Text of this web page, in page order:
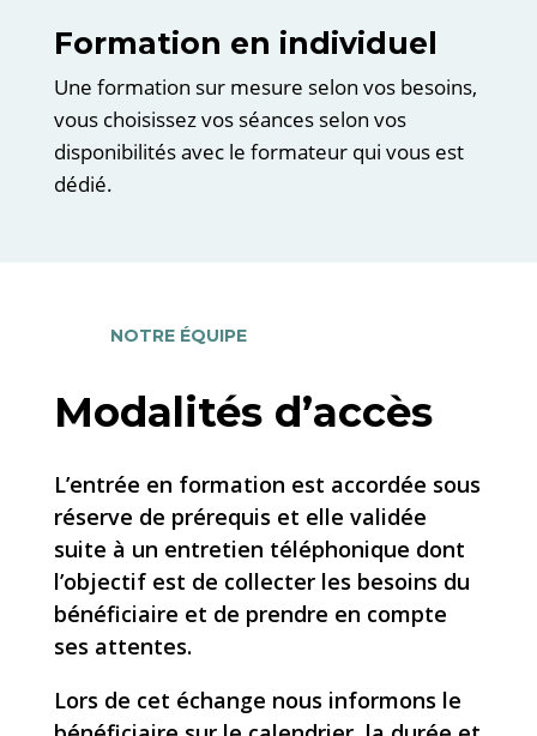
Formation en individuel
Une formation sur mesure selon vos besoins,
vous choisissez vos séances selon vos
disponibilités avec le formateur qui vous est
dédié.
NOTRE ÉQUIPE
Modalités d’accès
L’entrée en formation est accordée sous
réserve de prérequis et elle validée
suite à un entretien téléphonique dont
l’objectif est de collecter les besoins du
bénéficiaire et de prendre en compte
ses attentes.
Lors de cet échange nous informons le